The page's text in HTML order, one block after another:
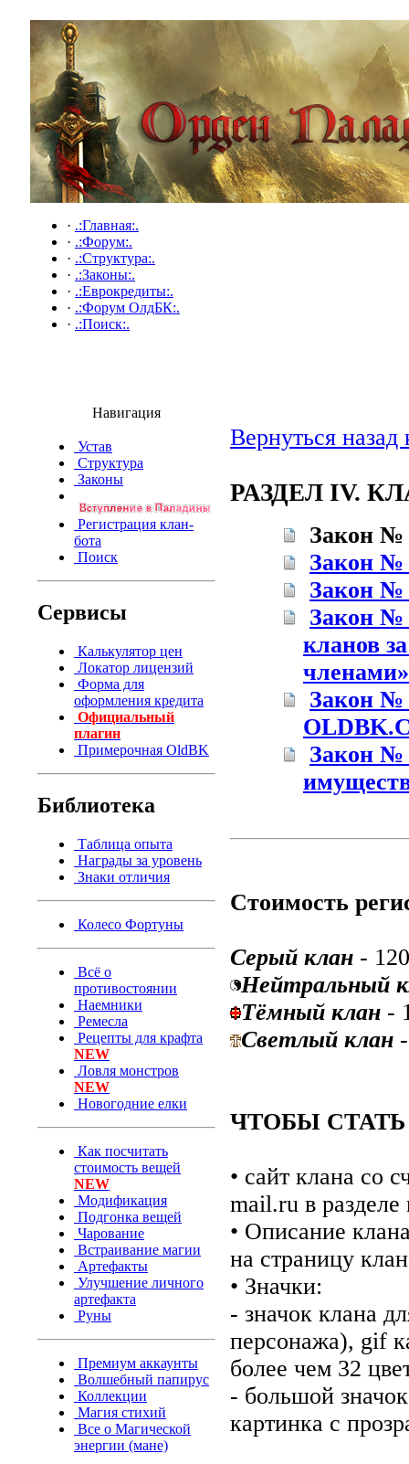
· .:Главная:.
· .:Форум:.
· .:Структура:.
· .:Законы:.
· .:Еврокредиты:.
· .:Форум ОлдБК:.
· .:Поиск:.
Навигация
Устав
Структура
Законы
Регистрация клан-
бота
Поиск
Сервисы
Калькулятор цен
Локатор лицензий
Форма для
оформления кредита
Официальный
плагин
Примерочная OldBK
Библиотека
Таблица опыта
Награды за уровень
Знаки отличия
Колесо Фортуны
Всё о
противостоянии
Наемники
Ремесла
Рецепты для крафта
NEW
Ловля монстров
NEW
Новогодние елки
Как посчитать
стоимость вещей
NEW
Модификация
Подгонка вещей
Чарование
Встраивание магии
Артефакты
Улучшение личного
артефакта
Руны
Премиум аккаунты
Волшебный папирус
Коллекции
Магия стихий
Все о Магической
энергии (мане)
Вернуться назад
РАЗДЕЛ IV.
Закон №
Закон №
Закон №
Закон №
кланов
членами»
Закон №
Закон №
Стоимость
Серый клан -
Нейтральный
Тёмный клан -
Светлый клан
ЧТОБЫ
• сайт клана со
mail.ru в разделе
• Описание
на страницу
• Значки:
- значок клана
персонажа), gif
более чем 32
- большой
картинка с